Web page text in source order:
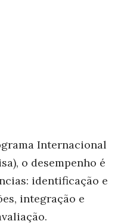
Internacional
o desempenho é
identificação e
integração e